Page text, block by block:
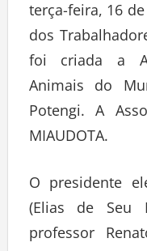
terça-feira, 16
dos
foi criada a
Animais do
Potengi. A
MIAUDOTA.
O presidente
(Elias de Seu
professor